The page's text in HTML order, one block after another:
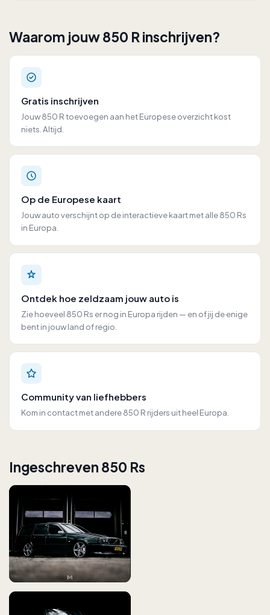
Waarom jouw 850 R inschrijven?
Gratis inschrijven
Jouw 850 R toevoegen aan het Europese overzicht kost
niets. Altijd.
Op de Europese kaart
Jouw auto verschijnt op de interactieve kaart met alle 850 Rs
in Europa.
Ontdek hoe zeldzaam jouw auto is
Zie hoeveel 850 Rs er nog in Europa rijden — en of jij de enige
bent in jouw land of regio.
Community van liefhebbers
Kom in contact met andere 850 R rijders uit heel Europa.
Ingeschreven 850 Rs